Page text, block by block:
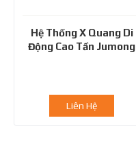
Hệ Thống X Quang Di
Động Cao Tần Jumong
Liên Hệ